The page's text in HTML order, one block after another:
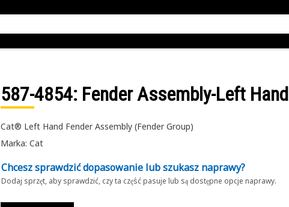
587-4854: Fender Assembly-Left Hand
Cat® Left Hand Fender Assembly (Fender Group)
Marka: Cat
Chcesz sprawdzić dopasowanie lub szukasz naprawy?
Dodaj sprzęt, aby sprawdzić, czy ta część pasuje lub są dostępne opcje naprawy.